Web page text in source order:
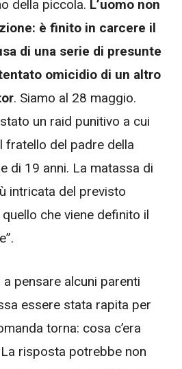
della piccola. L’uomo non
è finito in carcere il
di una serie di presunte
omicidio di un altro
. Siamo al 28 maggio.
un raid punitivo a cui
fratello del padre della
di 19 anni. La matassa di
intricata del previsto
che viene definito il
pensare alcuni parenti
essere stata rapita per
torna: cosa c’era
risposta potrebbe non